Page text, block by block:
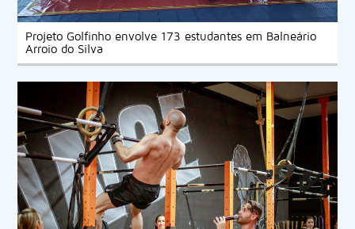
Projeto Golfinho envolve 173 estudantes em Balneário
Arroio do Silva